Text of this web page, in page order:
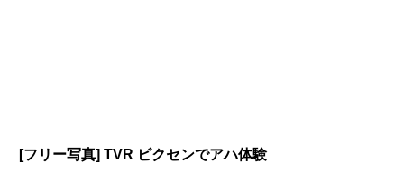
[フリー写真] TVR ビクセンでアハ体験